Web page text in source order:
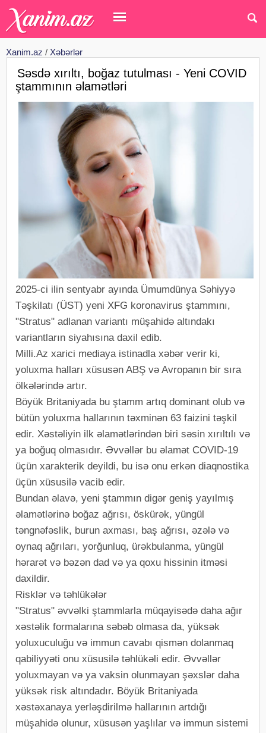
Xanim.az / Xəbərlər
Səsdə xırıltı, boğaz tutulması - Yeni COVID
ştammının əlamətləri
2025-ci ilin sentyabr ayında Ümumdünya Səhiyyə
Təşkilatı (ÜST) yeni XFG koronavirus ştammını,
"Stratus" adlanan variantı müşahidə altındakı
variantların siyahısına daxil edib.
Milli.Az xarici mediaya istinadla xəbər verir ki,
yoluxma halları xüsusən ABŞ və Avropanın bir sıra
ölkələrində artır.
Böyük Britaniyada bu ştamm artıq dominant olub və
bütün yoluxma hallarının təxminən 63 faizini təşkil
edir. Xəstəliyin ilk əlamətlərindən biri səsin xırıltılı və
ya boğuq olmasıdır. Əvvəllər bu əlamət COVID-19
üçün xarakterik deyildi, bu isə onu erkən diaqnostika
üçün xüsusilə vacib edir.
Bundan əlavə, yeni ştammın digər geniş yayılmış
əlamətlərinə boğaz ağrısı, öskürək, yüngül
təngnəfəslik, burun axması, baş ağrısı, əzələ və
oynaq ağrıları, yorğunluq, ürəkbulanma, yüngül
hərarət və bəzən dad və ya qoxu hissinin itməsi
daxildir.
Risklər və təhlükələr
"Stratus" əvvəlki ştammlarla müqayisədə daha ağır
xəstəlik formalarına səbəb olmasa da, yüksək
yoluxuculuğu və immun cavabı qismən dolanmaq
qabiliyyəti onu xüsusilə təhlükəli edir. Əvvəllər
yoluxmayan və ya vaksin olunmayan şəxslər daha
yüksək risk altındadır. Böyük Britaniyada
xəstəxanaya yerləşdirilmə hallarının artdığı
müşahidə olunur, xüsusən yaşlılar və immun sistemi